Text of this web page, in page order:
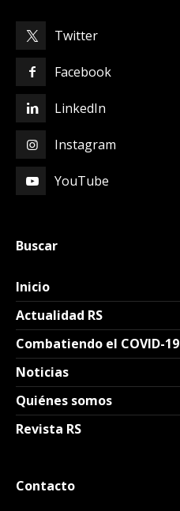
Twitter
Facebook
LinkedIn
Instagram
YouTube
Buscar
Inicio
Actualidad RS
Combatiendo el COVID-19
Noticias
Quiénes somos
Revista RS
Contacto